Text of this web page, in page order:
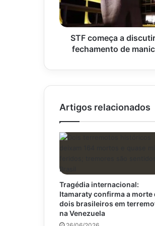
prevê
fechamento
de
manicômios
judiciários
STF começa a
fechamento de
Artigos relacionados
Tragédia internacional:
Itamaraty confirma a morte
dois brasileiros em
na Venezuela